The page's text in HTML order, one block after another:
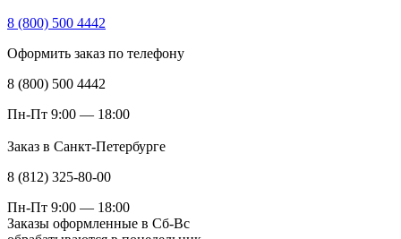
8 (800) 500 4442
Оформить заказ по телефону
8 (800) 500 4442
Пн-Пт 9:00 — 18:00
Заказ в Санкт-Петербурге
8 (812) 325-80-00
Пн-Пт 9:00 — 18:00
Заказы оформленные в Сб-Вс